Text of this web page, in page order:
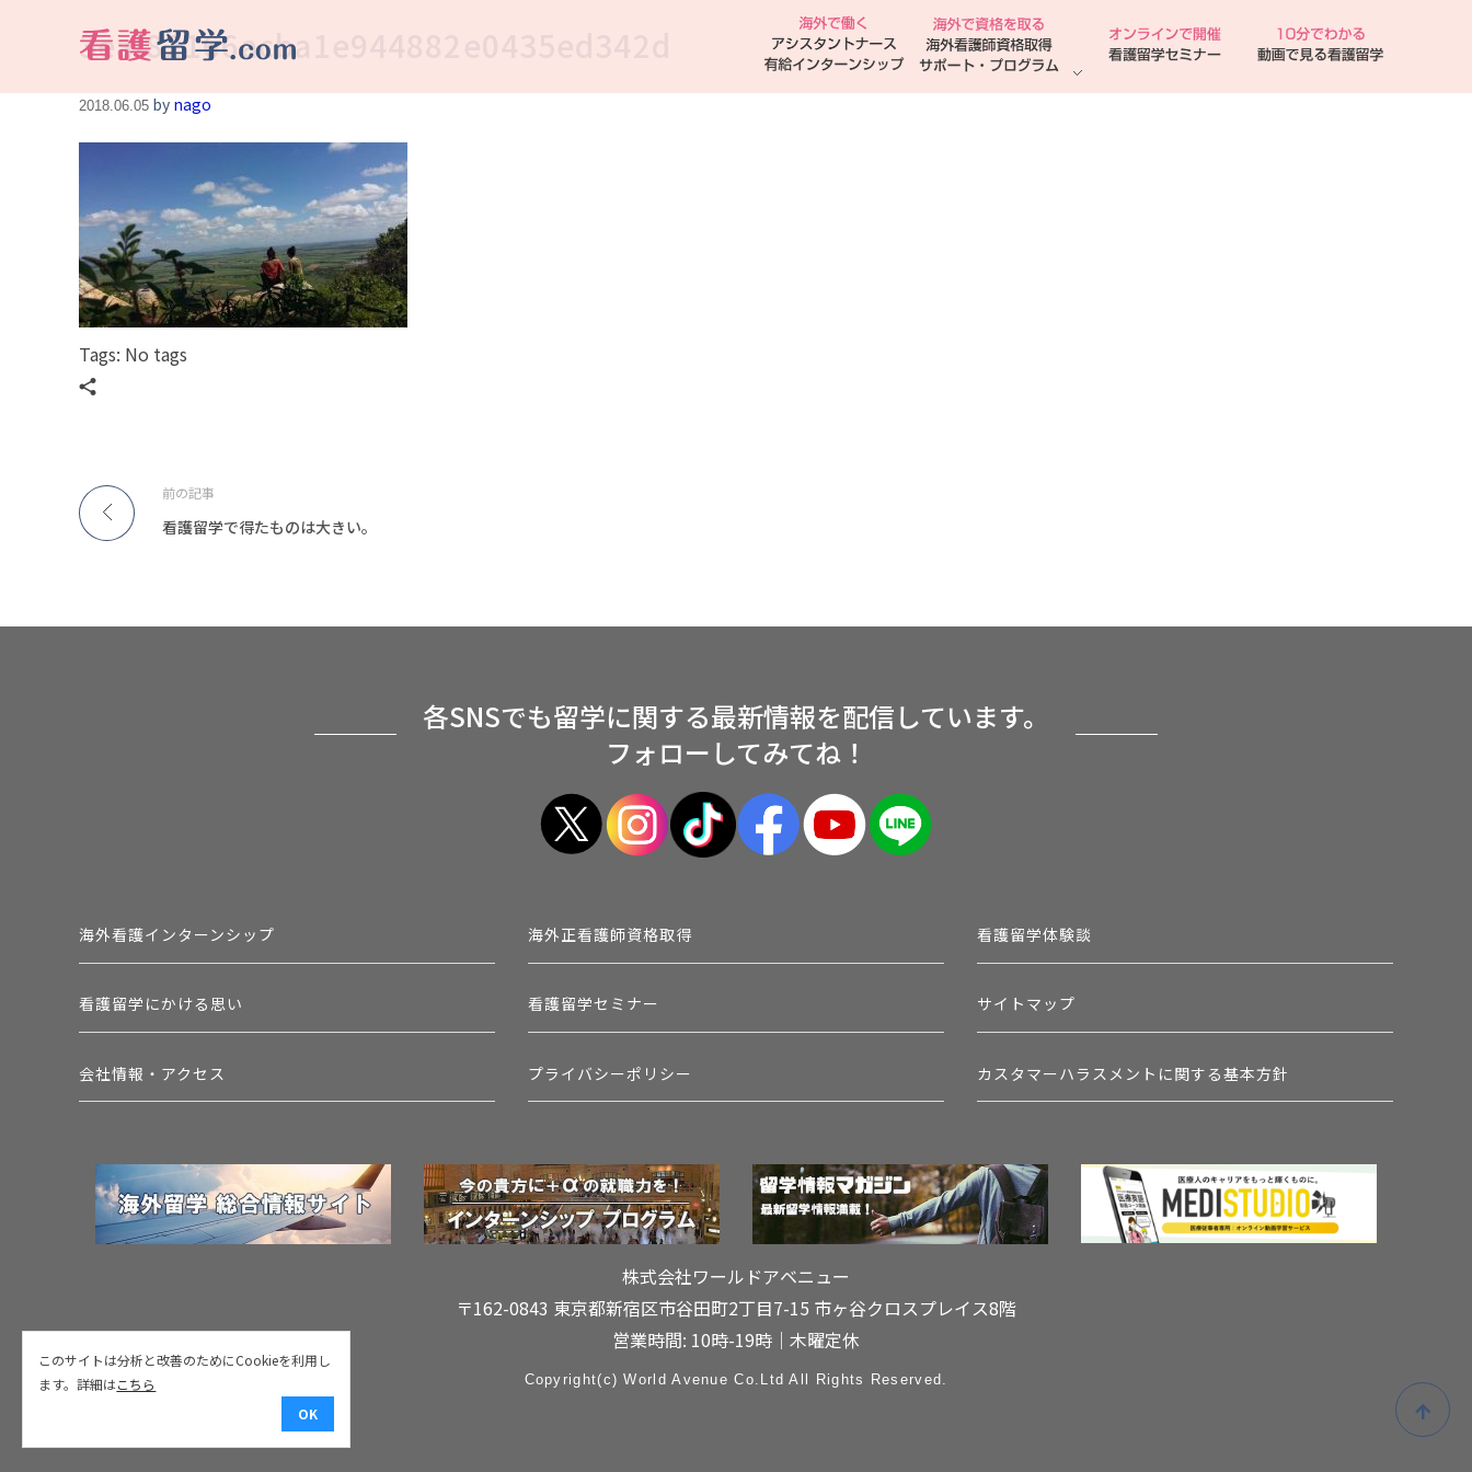
このサイトは分析と改善のためにCookieを利用し
ます。詳細はこちら
OK
看護留学.com
World Avenueは海外就職、 永住を目指す看護留学をサポートします !
3eaf82166acba1e944882e0435ed342d
2018.06.05 by nago
Tags: No tags
前の記事
看護留学で得たものは大きい。
各SNSでも留学に関する最新情報を配信しています。
フォローしてみてね！
海外看護インターンシップ
看護留学にかける思い
会社情報・アクセス
海外正看護師資格取得
看護留学セミナー
プライバシーポリシー
看護留学体験談
サイトマップ
カスタマーハラスメントに関する基本方針
株式会社ワールドアベニュー
〒162-0843 東京都新宿区市谷田町2丁目7-15 市ヶ谷クロスプレイス8階
営業時間: 10時-19時｜木曜定休
Copyright(c) World Avenue Co.Ltd All Rights Reserved.